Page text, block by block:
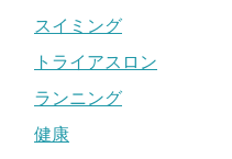
スイミング
トライアスロン
ランニング
健康